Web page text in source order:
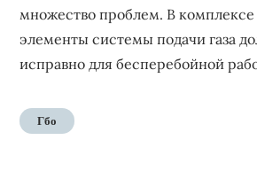
множество проблем. В комплексе
элементы системы подачи газа
исправно для бесперебойной
Гбо